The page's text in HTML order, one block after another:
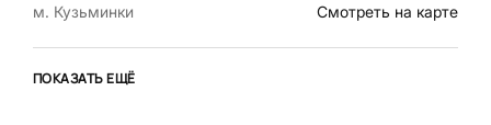
м. Кузьминки Смотреть на карте
ПОКАЗАТЬ ЕЩЁ